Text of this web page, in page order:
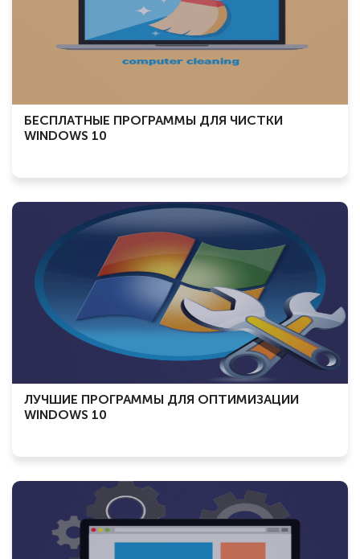
БЕСПЛАТНЫЕ ПРОГРАММЫ ДЛЯ ЧИСТКИ
WINDOWS 10
ЛУЧШИЕ ПРОГРАММЫ ДЛЯ ОПТИМИЗАЦИИ
WINDOWS 10